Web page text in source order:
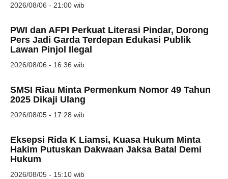
2026/08/06 - 21:00 wib
PWI dan AFPI Perkuat Literasi Pindar, Dorong
Pers Jadi Garda Terdepan Edukasi Publik
Lawan Pinjol Ilegal
2026/08/06 - 16:36 wib
SMSI Riau Minta Permenkum Nomor 49 Tahun
2025 Dikaji Ulang
2026/08/05 - 17:28 wib
Eksepsi Rida K Liamsi, Kuasa Hukum Minta
Hakim Putuskan Dakwaan Jaksa Batal Demi
Hukum
2026/08/05 - 15:10 wib